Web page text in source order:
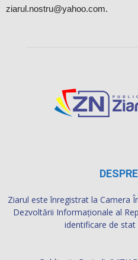
ziarul.nostru@yahoo.com.
Ziarul este înregistrat la Camera
Dezvoltării Informaţionale al
identificare de stat